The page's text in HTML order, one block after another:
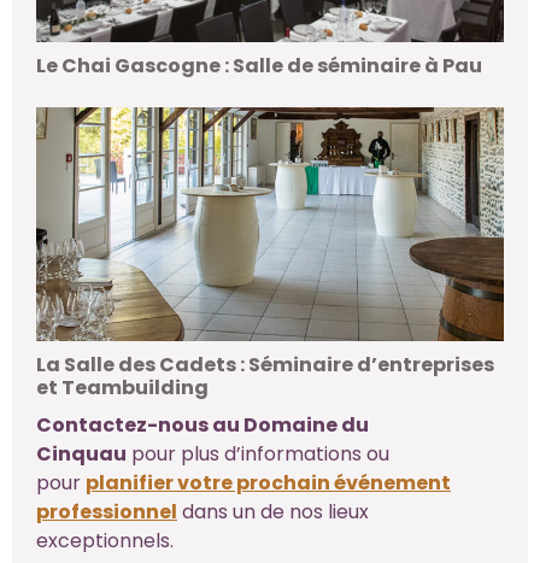
Le Chai Gascogne : Salle de séminaire à Pau
La Salle des Cadets : Séminaire d’entreprises
et Teambuilding
Contactez-nous au Domaine du
Cinquau pour plus d’informations ou
pour planifier votre prochain événement
professionnel dans un de nos lieux
exceptionnels.